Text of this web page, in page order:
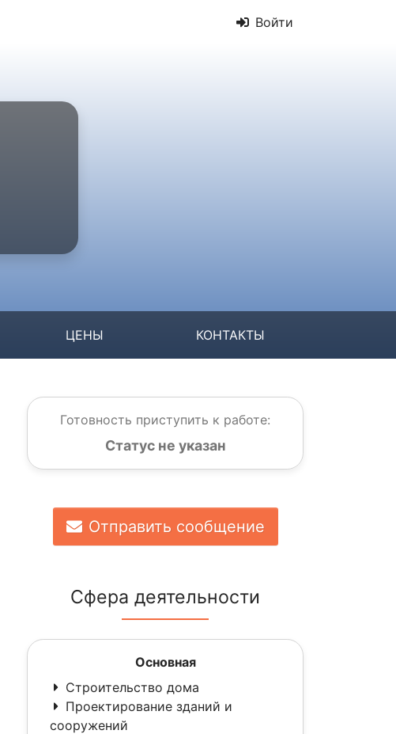
Войти
ЦЕНЫ КОНТАКТЫ
Готовность приступить к работе:
Статус не указан
Отправить сообщение
Сфера деятельности
Основная
Строительство дома
Проектирование зданий и
сооружений